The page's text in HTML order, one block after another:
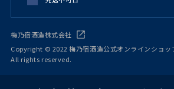
梅乃宿酒造株式会社
Copyright © 2022 梅乃宿酒造公式オンラインショッ
All rights reserved.